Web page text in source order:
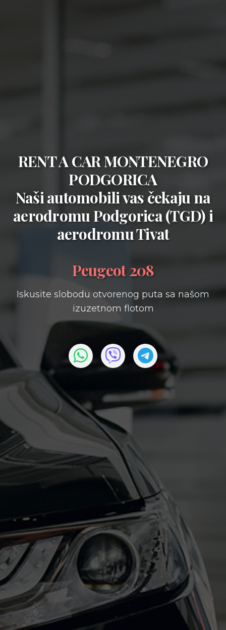
RENT A CAR MONTENEGRO
PODGORICA
Naši automobili vas čekaju na
aerodromu Podgorica (TGD) i
aerodromu Tivat
Peugeot 208
Iskusite slobodu otvorenog puta sa našom
izuzetnom flotom